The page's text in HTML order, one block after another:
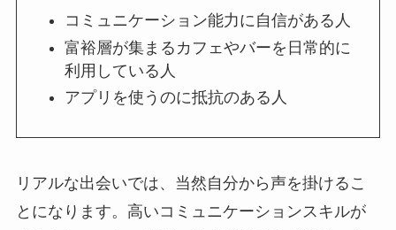
コミュニケーション能力に自信がある人
富裕層が集まるカフェやバーを日常的に
利用している人
アプリを使うのに抵抗のある人
リアルな出会いでは、当然自分から声を掛けるこ
とになります。高いコミュニケーションスキルが